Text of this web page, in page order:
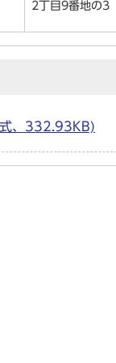
2丁目9番地の3
、332.93KB)